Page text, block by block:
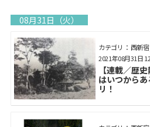
08月31日（火）
カテゴリ： 西新
【連載／歴
はいつから
リ！
2021年08月31日